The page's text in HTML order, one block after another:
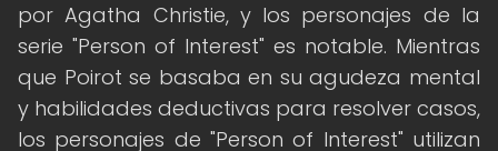
por Agatha Christie, y los personajes de la
serie "Person of Interest" es notable. Mientras
que Poirot se basaba en su agudeza mental
y habilidades deductivas para resolver casos,
los personajes de "Person of Interest" utilizan